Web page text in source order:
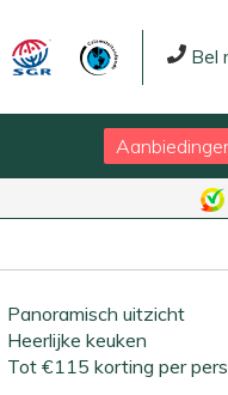
Bel
Panoramisch uitzicht
Heerlijke keuken
Tot €115 korting per